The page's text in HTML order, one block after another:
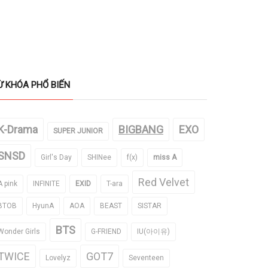
KHÓA PHỔ BIẾN
Drama SUPER JUNIOR BIGBANG EXO
Girl's Day SHINee f(x) miss A
pink INFINITE EXID T-ara Red Velvet
HyunA AOA BEAST SISTAR
Girls BTS G-FRIEND IU(아이유)
Lovelyz GOT7 Seventeen